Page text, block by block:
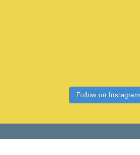
Follow on Instagram